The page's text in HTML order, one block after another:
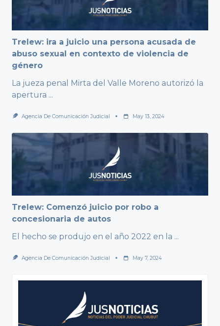
Trelew: ira a juicio una persona acusada de
abuso sexual en contexto de violencia de
género
La jueza penal Mirta del Valle Moreno autorizó la
apertura ...
Agencia De Comunicación Judicial May 13, 2024
Trelew: Comenzó juicio por robo a
concesionaria de autos
El hecho se produjo en el año 2022 en la ...
Agencia De Comunicación Judicial May 7, 2024